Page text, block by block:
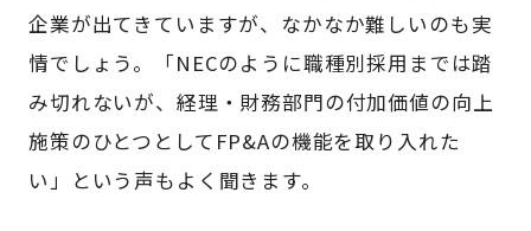
企業が出てきていますが、なかなか難しいのも実
情でしょう。「NECのように職種別採用までは踏
み切れないが、経理・財務部門の付加価値の向上
施策のひとつとしてFP&Aの機能を取り入れた
い」という声もよく聞きます。